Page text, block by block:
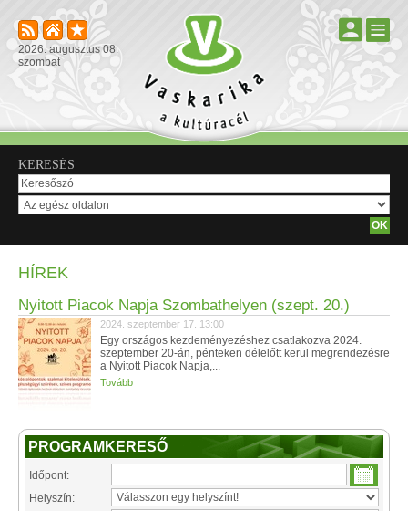
2026. augusztus 08.
szombat
KERESÉS
HÍREK
Nyitott Piacok Napja Szombathelyen (szept. 20.)
2024. szeptember 17. 13:00
Egy országos kezdeményezéshez csatlakozva 2024.
szeptember 20-án, pénteken délelőtt kerül megrendezésre
a Nyitott Piacok Napja,...
Tovább
PROGRAMKERESŐ
Időpont:
Helyszín: